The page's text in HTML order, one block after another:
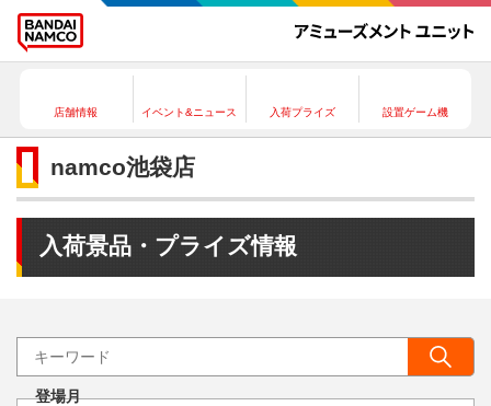
店舗情報 イベント&ニュース 入荷プライズ 設置ゲーム機
namco池袋店
入荷景品・プライズ情報
登場月